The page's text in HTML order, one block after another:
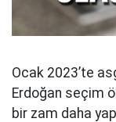
Ocak 2023’te
Erdoğan seçim
bir zam daha